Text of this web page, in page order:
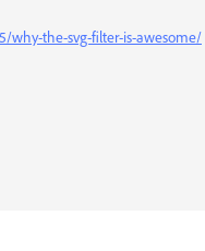
why-the-svg-filter-is-awesome/